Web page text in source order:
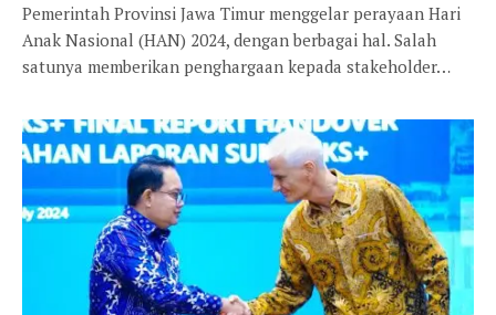
Pemerintah Provinsi Jawa Timur menggelar perayaan Hari
Anak Nasional (HAN) 2024, dengan berbagai hal. Salah
satunya memberikan penghargaan kepada stakeholder…